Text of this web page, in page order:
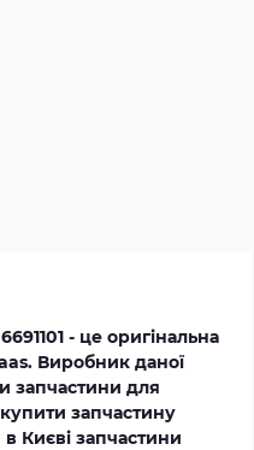
- це оригінальна
Виробник даної
запчастини для
запчастину
Києві запчастини